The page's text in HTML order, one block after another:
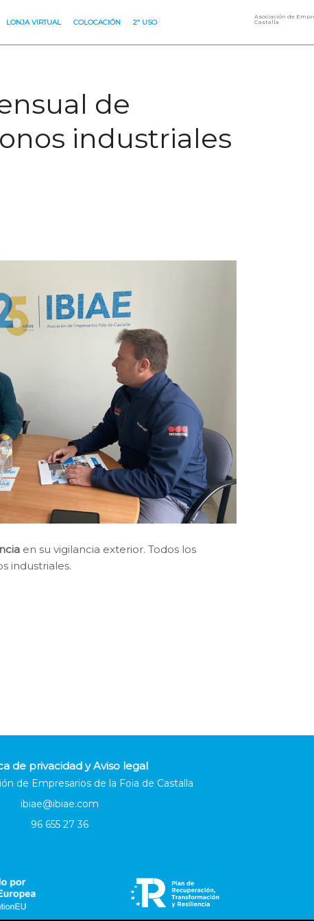
LONJA VIRTUAL COLOCACIÓN 2º USO
Asociación de
Castalla
de
industriales
en su vigilancia exterior. Todos los
industriales.
de privacidad y Aviso legal
de Empresarios de la Foia de Castalla
ibiae@ibiae.com
96 655 27 36